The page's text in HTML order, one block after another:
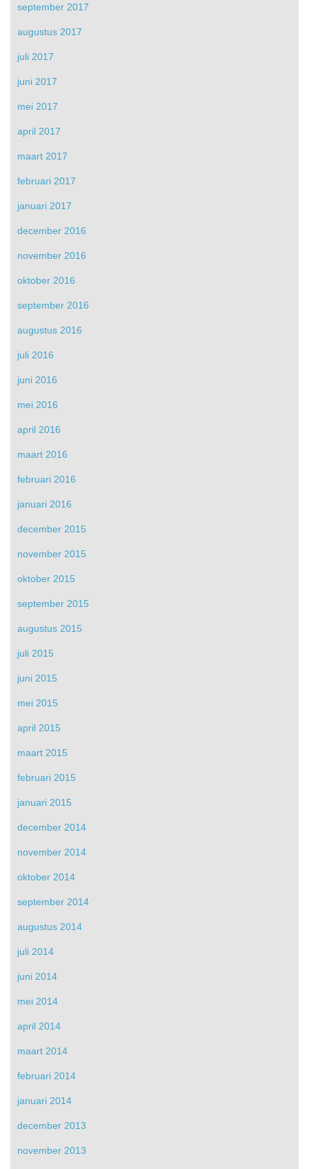
september 2017
augustus 2017
juli 2017
juni 2017
mei 2017
april 2017
maart 2017
februari 2017
januari 2017
december 2016
november 2016
oktober 2016
september 2016
augustus 2016
juli 2016
juni 2016
mei 2016
april 2016
maart 2016
februari 2016
januari 2016
december 2015
november 2015
oktober 2015
september 2015
augustus 2015
juli 2015
juni 2015
mei 2015
april 2015
maart 2015
februari 2015
januari 2015
december 2014
november 2014
oktober 2014
september 2014
augustus 2014
juli 2014
juni 2014
mei 2014
april 2014
maart 2014
februari 2014
januari 2014
december 2013
november 2013